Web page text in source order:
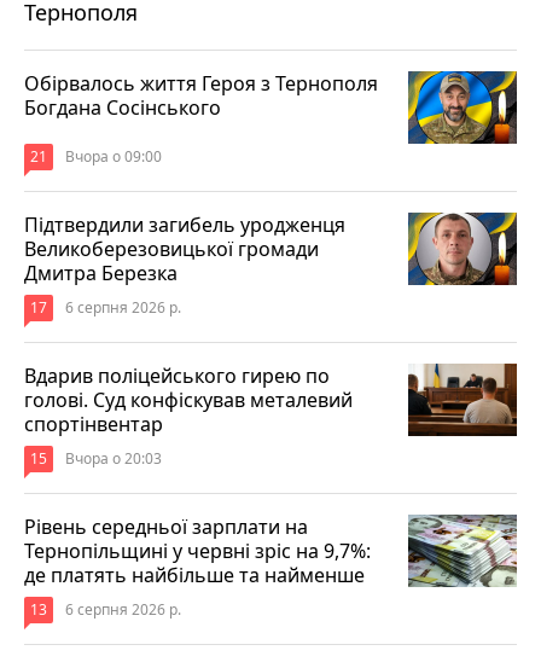
Тернополя
Обірвалось життя Героя з Тернополя
Богдана Сосінського
21 Вчора о 09:00
Підтвердили загибель уродженця
Великоберезовицької громади
Дмитра Березка
17 6 серпня 2026 р.
Вдарив поліцейського гирею по
голові. Суд конфіскував металевий
спортінвентар
15 Вчора о 20:03
Рівень середньої зарплати на
Тернопільщині у червні зріс на 9,7%:
де платять найбільше та найменше
13 6 серпня 2026 р.